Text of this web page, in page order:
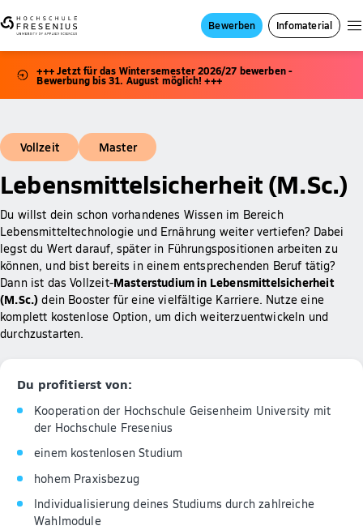
Bewerben Infomaterial
+++ Jetzt für das Wintersemester 2026/27 bewerben -
Bewerbung bis 31. August möglich! +++
Vollzeit Master
Lebensmittelsicherheit (M.Sc.)
Du willst dein schon vorhandenes Wissen im Bereich
Lebensmitteltechnologie und Ernährung weiter vertiefen? Dabei
legst du Wert darauf, später in Führungspositionen arbeiten zu
können, und bist bereits in einem entsprechenden Beruf tätig?
Dann ist das Vollzeit-Masterstudium in Lebensmittelsicherheit
(M.Sc.) dein Booster für eine vielfältige Karriere. Nutze eine
komplett kostenlose Option, um dich weiterzuentwickeln und
durchzustarten.
Du profitierst von:
Kooperation der Hochschule Geisenheim University mit
der Hochschule Fresenius
einem kostenlosen Studium
hohem Praxisbezug
Individualisierung deines Studiums durch zahlreiche
Wahlmodule